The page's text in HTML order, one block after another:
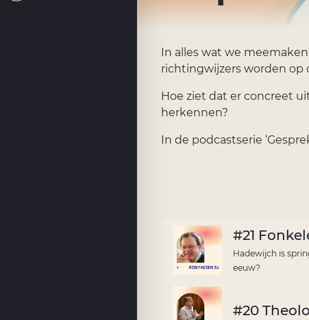
In alles wat we
richtingwijzers worden op
Hoe ziet dat er concreet
herkennen?
In de podcastserie
#21
Hadewijch is
eeuw?
#20